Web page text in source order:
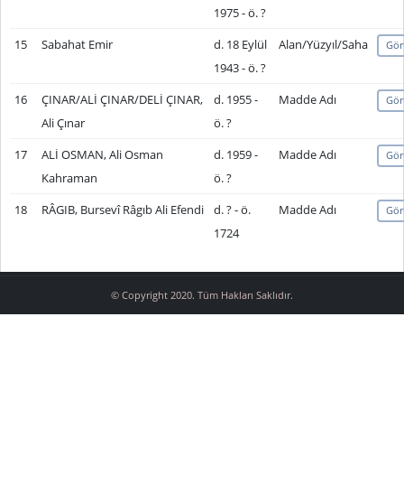
1975 - ö. ?
15 Sabahat Emir
d. 18 Eylül
1943 - ö. ?
Alan/Yüzyıl/Saha
16
ÇINAR/ALİ ÇINAR/DELİ ÇINAR,
Ali Çınar
d. 1955 -
ö. ?
Madde Adı
17
ALİ OSMAN, Ali Osman
Kahraman
d. 1959 -
ö. ?
Madde Adı
18 RÂGIB, Bursevî Râgıb Ali Efendi
d. ? - ö.
1724
Madde Adı
© Copyright 2020. Tüm Hakları Saklıdır.